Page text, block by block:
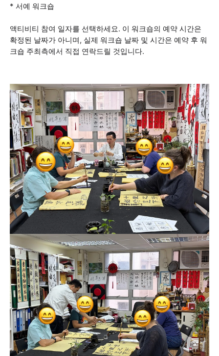
* 서예 워크숍
액티비티 참여 일자를 선택하세요. 이 워크숍의 예약 시간은
확정된 날짜가 아니며, 실제 워크숍 날짜 및 시간은 예약 후 워
크숍 주최측에서 직접 연락드릴 것입니다.